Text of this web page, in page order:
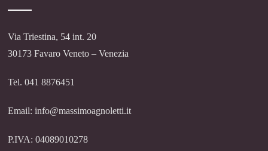
Via Triestina, 54 int. 20
30173 Favaro Veneto – Venezia
Tel. 041 8876451
Email: info@massimoagnoletti.it
P.IVA: 04089010278